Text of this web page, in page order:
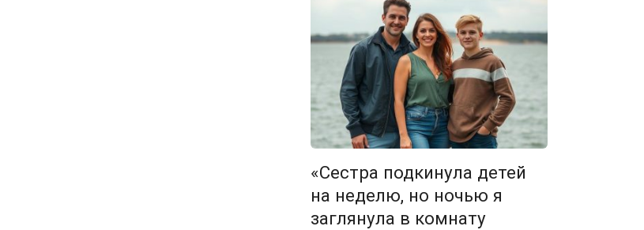
«Сестра подкинула детей
на неделю, но ночью я
заглянула в комнату